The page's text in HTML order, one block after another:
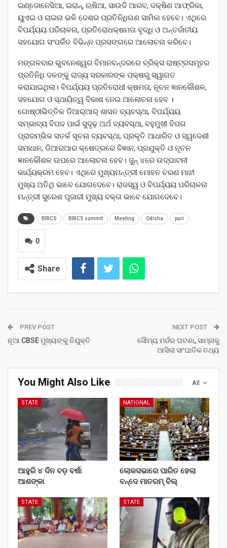
ଇଣ୍ଡୋନେସିଆ, ଇରାନ୍‌, ଋଷିଆ, ସାଉଦି ଆରବ, ଦକ୍ଷିଣ ଆଫ୍ରିକା,
ୟୁଏଇ ଓ ଚାଇନା ଭଳି ଦେଶର ପ୍ରତିନିଧିଗଣ ସାମିଲ ହେବେ। ଏଥିରେ
ବିପର୍ଯ୍ୟୟ ପରିଚାଳନା, ପ୍ରତିରୋଧକ୍ଷମତା ବୃଦ୍ଧି ଓ ଅନ୍ତର୍ଜାତୀୟ
ସହଯୋଗ ସଂପର୍କିତ ବିଭିନ୍ନ ପ୍ରସଙ୍ଗରେ ଆଲୋଚନା କରିବେ।
ମଙ୍ଗଳବାର ଭୁବନେଶ୍ୱର ବିମାନବନ୍ଦରରେ ବ୍ରିକ୍ସ ରାଷ୍ଟ୍ରସମୂହର
ପ୍ରତିନିଧି ଦଳଙ୍କୁ ରାଜ୍ୟ ସରକାରଙ୍କ ପକ୍ଷରୁ ସ୍ୱାଗତ
କରାଯାଇଥିଲା। ବିପର୍ଯ୍ୟୟ ପ୍ରତିରୋଧୀ କ୍ଷମତା, ନୂତନ ଜ୍ଞାନକୌଶଳ,
ସହଯୋଗ ଓ ସ୍ଥାୟିତ୍ୱ ବିକାଶ ନେଇ ଆଲୋଚନା ହେବ ।
ଗୋଷ୍ଠୀଭିତ୍ତିକ ଡିଆର୍‌ଆର୍‌ ଶାସନ ବ୍ୟବସ୍ଥା, ବିପର୍ଯ୍ୟୟ
ସମ୍ଭାବ୍ୟ ବିପଦ ପାଇଁ ସୁଦୃଢ଼ ଅର୍ଥ ବ୍ୟବସ୍ଥା, ବହୁମୁଖୀ ବିପଗ
ପ୍ରାରମ୍ଭିକ ସତର୍କ ସୂଚନା ବ୍ୟବସ୍ଥା, ପ୍ରକୃତି ଆଧାରିତ ଓ ସ୍ୱଦେଶୀ
ସମାଧାନ, ଡିଆରଆର କ୍ଷେତ୍ରରେ ବିଜ୍ଞାନ, ପ୍ରଯୁକ୍ତି ଓ ନୂତନ
ଜ୍ଞାନକୌଶଳ ଉପରେ ଆଲୋଚନା ହେବ। ଜୁନ୍‌ ୪ରେ ଉଦ୍‌ଘାଟନୀ
କାର୍ଯ୍ୟକ୍ରମ ହେବ। ଏଥିରେ ମୁଖ୍ୟମନ୍ତ୍ରୀ ମୋହନ ଚରଣ ମାଝୀ
ମୁଖ୍ୟ ଅତିଥି ଭାବେ ଯୋଗଦେବେ। ରାଜସ୍ୱ ଓ ବିପର୍ଯ୍ୟୟ ପରିଚାଳନା
ମନ୍ତ୍ରୀ ସୁରେଶ ପୂଜାରୀ ମୁଖ୍ୟ ବକ୍ତା ଭାବେ ଯୋଗଦେବେ।
BRICS BRICS summit Meeting Odisha puri
0
Share
PREV POST
ନୂଆ CBSE ମୁଖ୍ୟଙ୍କୁ ନିଯୁକ୍ତି
NEXT POST
ସୌମ୍ୟ ମର୍ଡର ଘଟଣା, ସାମ୍ନାକୁ
ଆସିଲା ସାଂଘାତିକ ତଥ୍ୟ
All
You Might Also Like
STATE
ଆହୁରି ୪ ଦିନ ବଡ଼ ବର୍ଷା
ଆଶଙ୍କା
NATIONAL
ଲୋକସଭାରେ ପାରିତ ହେଲା
ବନ୍ଦେ ମାତରମ୍‌ ବିଲ୍‌
STATE STATE